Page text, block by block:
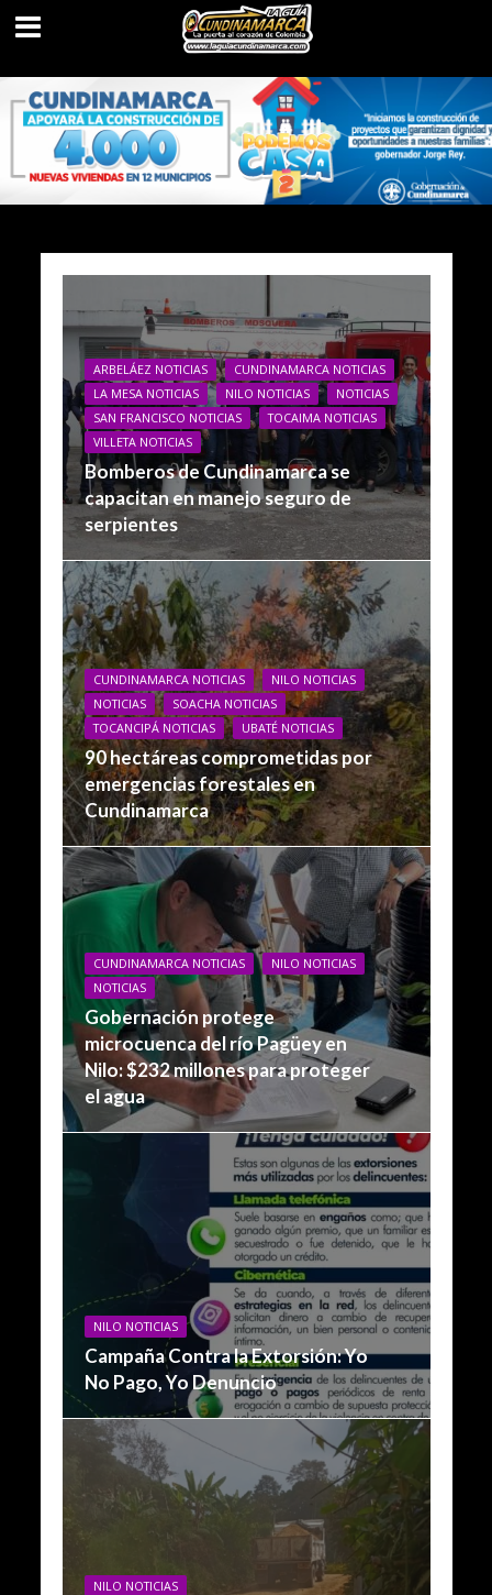
ARBELÁEZ NOTICIAS
CUNDINAMARCA NOTICIAS
LA MESA NOTICIAS
NILO NOTICIAS
NOTICIAS
SAN FRANCISCO NOTICIAS
TOCAIMA NOTICIAS
VILLETA NOTICIAS
Bomberos de Cundinamarca se
capacitan en manejo seguro de
serpientes
CUNDINAMARCA NOTICIAS
NILO NOTICIAS
NOTICIAS
SOACHA NOTICIAS
TOCANCIPÁ NOTICIAS
UBATÉ NOTICIAS
90 hectáreas comprometidas por
emergencias forestales en
Cundinamarca
CUNDINAMARCA NOTICIAS
NILO NOTICIAS
NOTICIAS
Gobernación protege
microcuenca del río Pagüey en
Nilo: $232 millones para proteger
el agua
NILO NOTICIAS
Campaña Contra la Extorsión: Yo
No Pago, Yo Denuncio
NILO NOTICIAS